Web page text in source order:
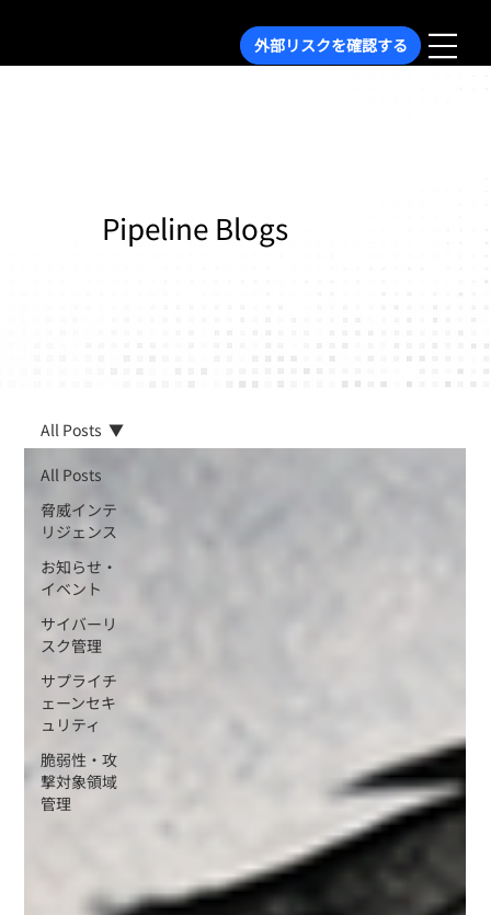
外部リスクを確認する
Pipeline Blogs
All Posts
脅威インテ
リジェンス
お知らせ・
イベント
サイバーリ
スク管理
サプライチ
ェーンセキ
ュリティ
脆弱性・攻
撃対象領域
管理
All Posts